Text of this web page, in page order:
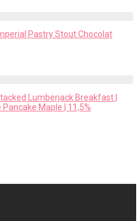
Pastry Stout Chocolat
Lumberjack Breakfast |
Maple | 11,5%